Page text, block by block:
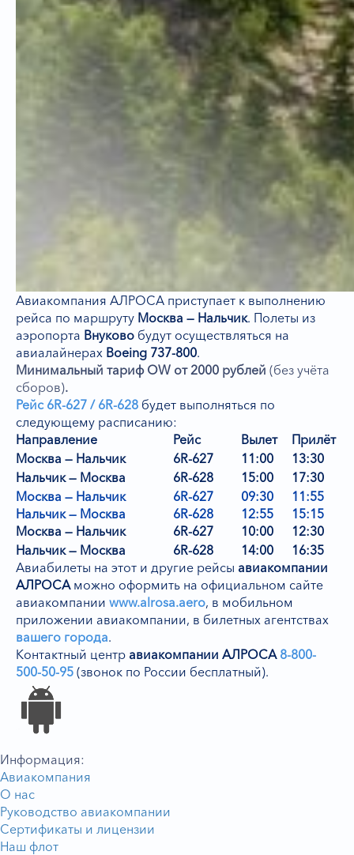
Авиакомпания АЛРОСА приступает к выполнению
рейса по маршруту Москва — Нальчик. Полеты из
аэропорта Внуково будут осуществляться на
авиалайнерах Boeing 737-800.
Минимальный тариф OW от 2000 рублей (без учёта
сборов).
Рейс 6R-627 / 6R-628 будет выполняться по
следующему расписанию:
Направление
Рейс Вылет
Прилёт
Москва — Нальчик
6R-627 11:00
13:30
Нальчик — Москва
6R-628 15:00
17:30
Москва — Нальчик
6R-627 09:30
11:55
Нальчик — Москва
6R-628 12:55
15:15
Москва — Нальчик
6R-627 10:00
12:30
Нальчик — Москва
6R-628 14:00
16:35
Авиабилеты на этот и другие рейсы авиакомпании
АЛРОСАможно оформить на официальном сайте
авиакомпании www.alrosa.aero, в мобильном
приложении авиакомпании, в билетных агентствах
вашего города.
Контактный центр авиакомпании АЛРОСА 8-800-
500-50-95 (звонок по России бесплатный).
Информация:
Авиакомпания
О нас
Руководство авиакомпании
Сертификаты и лицензии
Наш флот